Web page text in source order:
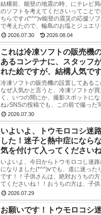
結構前、能登の地震の時、にテレビ
のソフトを考えてくださいってことで
ちらです♪(*^^)v能登の震災の応援ソ
で考えたので、輪島のお塩とジュエ
使い、海をイメージした水色のスマイ
り...
2026.07.30 2026.08.04
これは冷凍ソフトの販売機
あるコンテナに、スタッフ
れた絵ですが、結構人気で
冷凍ソフトの販売機の設置してある
なぜ人気かと言うと、冷凍ソフトが
く、いつの間にか、撮影スポットに
ね♪SNSの投稿でも、この前で撮った
る方多数です(^-^) かわいい写真が撮
凍...
2026.07.30
いよいよ、トウモロコシ迷
した！迷子と熱中症になら
気を付けて入ってください
いよいよ、今日からトウモロコし迷路
になりました(*^^)vでも、道に迷った
です！！子供さんは、絶対おうちの
てくださいね！！おうちの方は、子
路にはいかせないでくださいね！！よ
いし...
2026.07.29
お願いです！トウモロコシ